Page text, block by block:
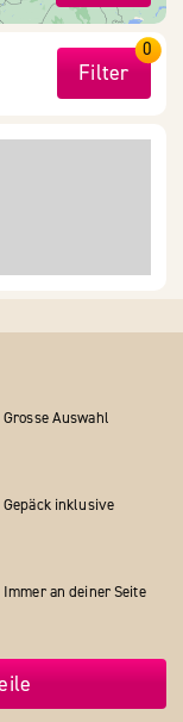
Filter
0
Grosse Auswahl
Gepäck inklusive
Immer an deiner Seite